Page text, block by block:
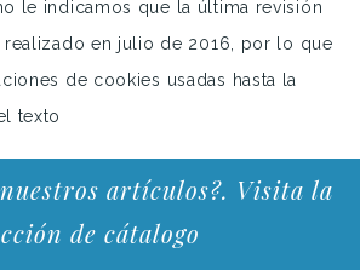
le indicamos que la última revisión
realizado en julio de 2016, por lo que
de cookies usadas hasta la
texto
artículos?. Visita la
de cátalogo